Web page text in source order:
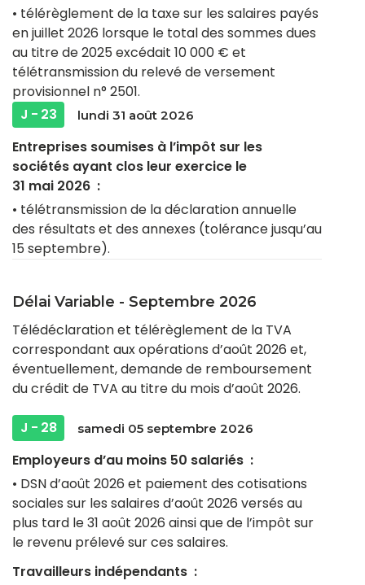
• télérèglement de la taxe sur les salaires payés
en juillet 2026 lorsque le total des sommes dues
au titre de 2025 excédait 10 000 € et
télétransmission du relevé de versement
provisionnel n° 2501.
J - 23
lundi 31 août 2026
Entreprises soumises à l’impôt sur les
sociétés ayant clos leur exercice le
31 mai 2026 :
• télétransmission de la déclaration annuelle
des résultats et des annexes (tolérance jusqu’au
15 septembre).
Délai Variable - Septembre 2026
Télédéclaration et télérèglement de la TVA
correspondant aux opérations d’août 2026 et,
éventuellement, demande de remboursement
du crédit de TVA au titre du mois d’août 2026.
J - 28 samedi 05 septembre 2026
Employeurs d’au moins 50 salariés :
• DSN d’août 2026 et paiement des cotisations
sociales sur les salaires d’août 2026 versés au
plus tard le 31 août 2026 ainsi que de l’impôt sur
le revenu prélevé sur ces salaires.
Travailleurs indépendants :